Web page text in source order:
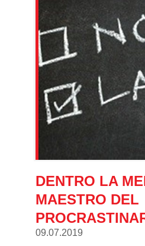
DENTRO LA
MAESTRO DEL
09.07.2019